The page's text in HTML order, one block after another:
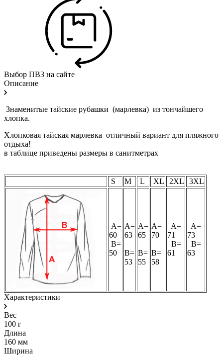
Выбор ПВЗ на сайте
Описание
Знаменитые тайские рубашки (марлевка) из тончайшего
хлопка.
Хлопковая тайская марлевка отличный вариант для пляжного
отдыха!
в таблице приведены размеры в санитметрах
S M L XL 2XL 3XL
A=
60
B=
50
A=
63
B=
53
A=
65
B=
55
A=
70
B=
58
A=
71
B=
61
A=
73
B=
63
Характеристики
Вес
100 г
Длина
160 мм
Ширина